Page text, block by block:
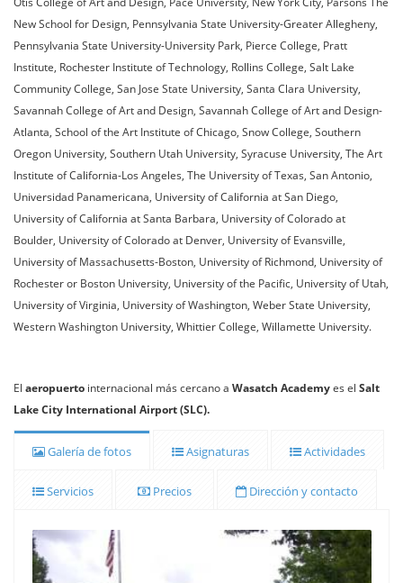
New School for Design, Pennsylvania State University-Greater Allegheny,
Pennsylvania State University-University Park, Pierce College, Pratt
Institute, Rochester Institute of Technology, Rollins College, Salt Lake
Community College, San Jose State University, Santa Clara University,
Savannah College of Art and Design, Savannah College of Art and Design-
Atlanta, School of the Art Institute of Chicago, Snow College, Southern
Oregon University, Southern Utah University, Syracuse University, The Art
Institute of California-Los Angeles, The University of Texas, San Antonio,
Universidad Panamericana, University of California at San Diego,
University of California at Santa Barbara, University of Colorado at
Boulder, University of Colorado at Denver, University of Evansville,
University of Massachusetts-Boston, University of Richmond, University of
Rochester or Boston University, University of the Pacific, University of Utah,
University of Virginia, University of Washington, Weber State University,
Western Washington University, Whittier College, Willamette University.
El aeropuerto internacional más cercano a Wasatch Academyes el Salt
Lake City International Airport (SLC).
Galería de fotos Asignaturas Actividades
Servicios Precios Dirección y contacto